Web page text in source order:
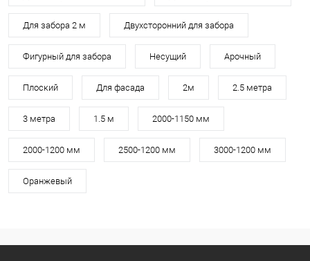
Для забора 2 м Двухсторонний для забора
Фигурный для забора Несущий Арочный
Плоский Для фасада 2м 2.5 метра
3 метра 1.5 м 2000-1150 мм
2000-1200 мм 2500-1200 мм 3000-1200 мм
Оранжевый